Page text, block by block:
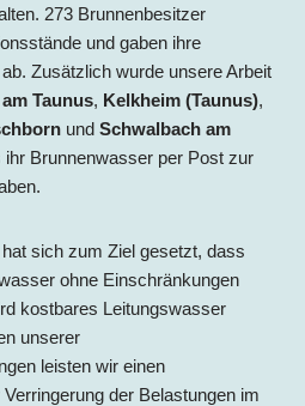
273 Brunnenbesitzer
und gaben ihre
Zusätzlich wurde unsere Arbeit
Taunus, Kelkheim (Taunus),
und Schwalbach am
ihr Brunnenwasser per Post zur
sich zum Ziel gesetzt, dass
ohne Einschränkungen
kostbares Leitungswasser
unserer
leisten wir einen
der Belastungen im